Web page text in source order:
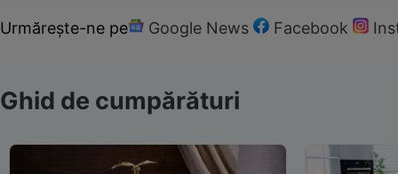
Urmărește-ne pe Google News Facebook
Ghid de cumpărături